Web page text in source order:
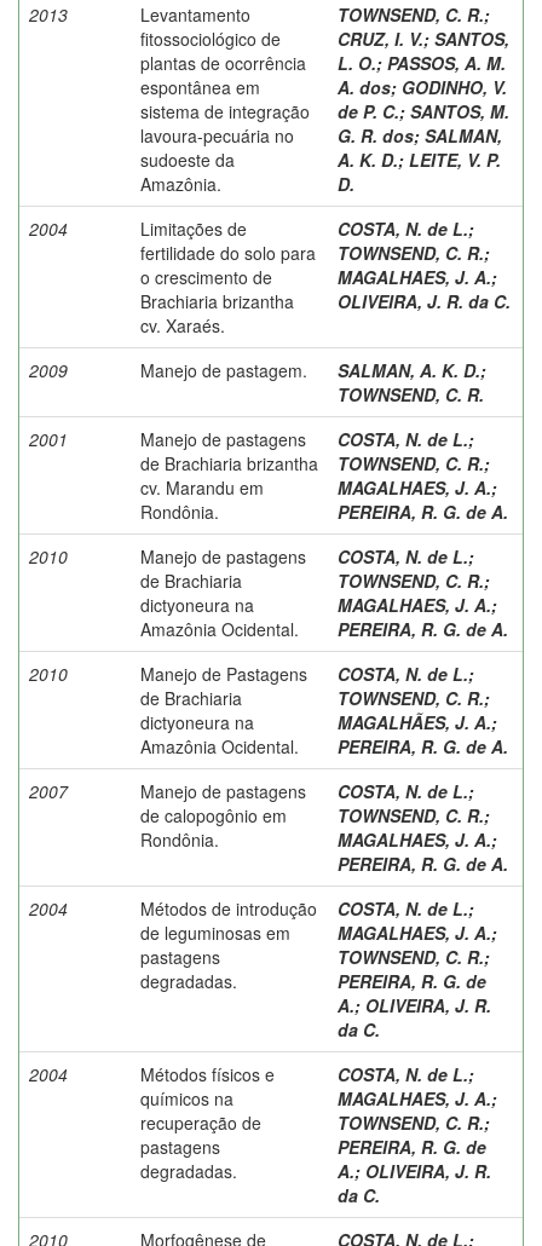
2013
Levantamento
fitossociológico de
plantas de ocorrência
espontânea em
sistema de integração
lavoura-pecuária no
sudoeste da
Amazônia.
TOWNSEND, C. R.;
CRUZ, I. V.; SANTOS,
L. O.; PASSOS, A. M.
A. dos; GODINHO, V.
de P. C.; SANTOS, M.
G. R. dos; SALMAN,
A. K. D.; LEITE, V. P.
D.
2004
Limitações de
fertilidade do solo para
o crescimento de
Brachiaria brizantha
cv. Xaraés.
COSTA, N. de L.;
TOWNSEND, C. R.;
MAGALHAES, J. A.;
OLIVEIRA, J. R. da C.
2009 Manejo de pastagem. SALMAN, A. K. D.;
TOWNSEND, C. R.
2001
Manejo de pastagens
de Brachiaria brizantha
cv. Marandu em
Rondônia.
COSTA, N. de L.;
TOWNSEND, C. R.;
MAGALHAES, J. A.;
PEREIRA, R. G. de A.
2010
Manejo de pastagens
de Brachiaria
dictyoneura na
Amazônia Ocidental.
COSTA, N. de L.;
TOWNSEND, C. R.;
MAGALHAES, J. A.;
PEREIRA, R. G. de A.
2010
Manejo de Pastagens
de Brachiaria
dictyoneura na
Amazônia Ocidental.
COSTA, N. de L.;
TOWNSEND, C. R.;
MAGALHÃES, J. A.;
PEREIRA, R. G. de A.
2007
Manejo de pastagens
de calopogônio em
Rondônia.
COSTA, N. de L.;
TOWNSEND, C. R.;
MAGALHAES, J. A.;
PEREIRA, R. G. de A.
2004
Métodos de introdução
de leguminosas em
pastagens
degradadas.
COSTA, N. de L.;
MAGALHAES, J. A.;
TOWNSEND, C. R.;
PEREIRA, R. G. de
A.; OLIVEIRA, J. R.
da C.
2004
Métodos físicos e
químicos na
recuperação de
pastagens
degradadas.
COSTA, N. de L.;
MAGALHAES, J. A.;
TOWNSEND, C. R.;
PEREIRA, R. G. de
A.; OLIVEIRA, J. R.
da C.
2010
Morfogênese de COSTA, N. de L.;